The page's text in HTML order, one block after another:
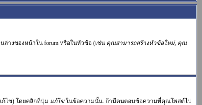
างของหน้าใน forum หรือในหัวข้อ (เช่น คุณสามารถสร้างหัวข้อใหม่, คุณ
ก้ไข) โดยคลิกที่ปุ่ม แก้ไขในข้อความนั้น. ถ้ามีคนตอบข้อความที่คุณโพสต์ไป